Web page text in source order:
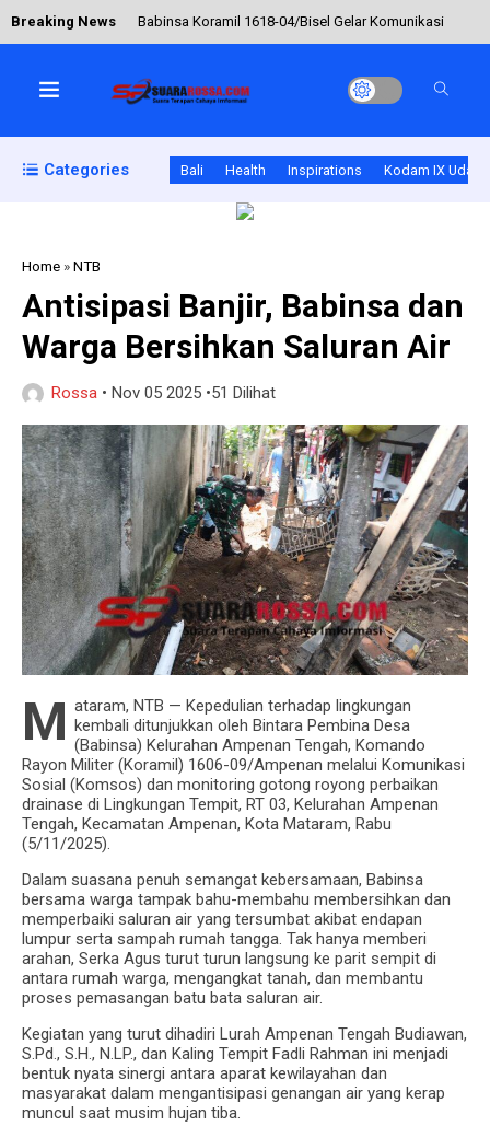
Breaking News Babinsa Koramil 1618-04/Bisel Gelar Komunikasi
Musim Hujan, Babinsa Pekat Ingatkan Nelayan
Fokuskan Himbauan Keamanan Cuaca
Awasi Penyaluran Makanan Bergizi bagi Siswa
Sekolah
Danyonif 742/SWY Resmi Berganti, Danrem
162/WB Pimpin Sertijab dan Tradisi Laporan
Korps
Categories Bali Health Inspirations Kodam IX
Home »NTB
Antisipasi Banjir, Babinsa dan
Warga Bersihkan Saluran Air
Rossa • Nov 05 2025 •51 Dilihat
M ataram, NTB — Kepedulian terhadap lingkungan
kembali ditunjukkan oleh Bintara Pembina Desa
(Babinsa) Kelurahan Ampenan Tengah, Komando
Rayon Militer (Koramil) 1606-09/Ampenan melalui Komunikasi
Sosial (Komsos) dan monitoring gotong royong perbaikan
drainase di Lingkungan Tempit, RT 03, Kelurahan Ampenan
Tengah, Kecamatan Ampenan, Kota Mataram, Rabu
(5/11/2025).
Dalam suasana penuh semangat kebersamaan, Babinsa
bersama warga tampak bahu-membahu membersihkan dan
memperbaiki saluran air yang tersumbat akibat endapan
lumpur serta sampah rumah tangga. Tak hanya memberi
arahan, Serka Agus turut turun langsung ke parit sempit di
antara rumah warga, mengangkat tanah, dan membantu
proses pemasangan batu bata saluran air.
Kegiatan yang turut dihadiri Lurah Ampenan Tengah Budiawan,
S.Pd., S.H., N.LP., dan Kaling Tempit Fadli Rahman ini menjadi
bentuk nyata sinergi antara aparat kewilayahan dan
masyarakat dalam mengantisipasi genangan air yang kerap
muncul saat musim hujan tiba.